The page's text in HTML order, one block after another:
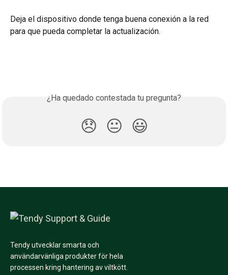
Deja el dispositivo donde tenga buena conexión a la red
para que pueda completar la actualización.
¿Ha quedado contestada tu pregunta?
😞 😐 😃
Tendy utvecklar smarta och
användarvänliga produkter för hela
processen kring hantering av viltkött.